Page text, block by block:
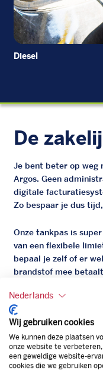
Diesel
De
Je bent beter op weg
Argos. Geen
digitale
Zo bespaar je dus
Onze tankpas is
van een flexibele
bepaal je zelf of er
brandstof mee
korting. Mocht de
natuurlijk de prijs aan
van de laagste prijs.
tankpas
Nederlands
Wij gebruiken cookies
We kunnen deze plaatsen
onze website te
een geweldige website-
cookies die we gebruiken